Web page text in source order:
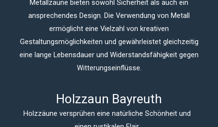
Metallzäune bieten sowohl Sicherheit als auch ein
ansprechendes Design. Die Verwendung von Metall
ermöglicht eine Vielzahl von kreativen
Gestaltungsmöglichkeiten und gewährleistet gleichzeitig
eine lange Lebensdauer und Widerstandsfähigkeit gegen
Witterungseinflüsse.
Holzzaun Bayreuth
Holzzäune versprühen eine natürliche Schönheit und